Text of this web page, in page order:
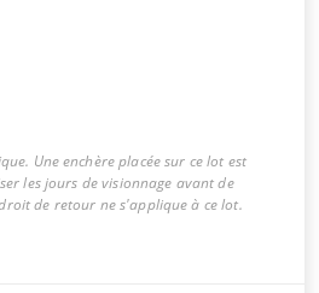
Une enchère placée sur ce lot est
les jours de visionnage avant de
de retour ne s'applique à ce lot.